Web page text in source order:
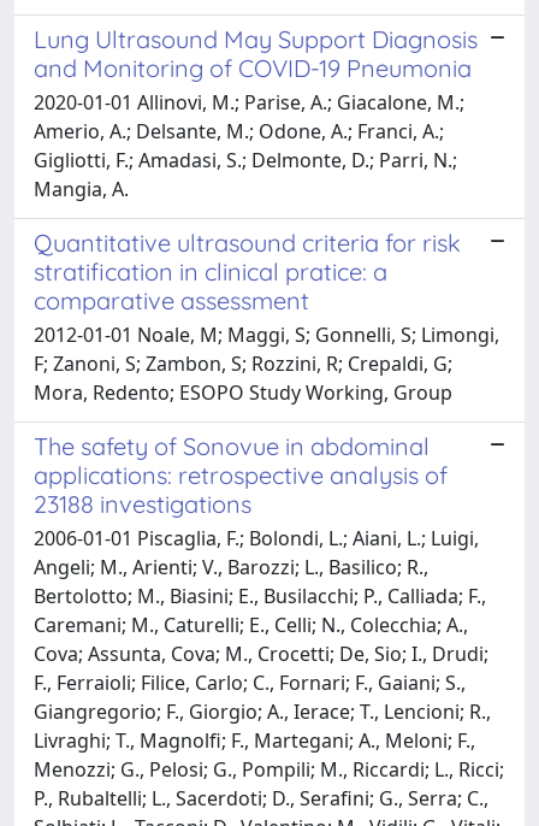
Lung Ultrasound May Support Diagnosis
and Monitoring of COVID-19 Pneumonia
2020-01-01 Allinovi, M.; Parise, A.; Giacalone, M.;
Amerio, A.; Delsante, M.; Odone, A.; Franci, A.;
Gigliotti, F.; Amadasi, S.; Delmonte, D.; Parri, N.;
Mangia, A.
Quantitative ultrasound criteria for risk
stratification in clinical pratice: a
comparative assessment
2012-01-01 Noale, M; Maggi, S; Gonnelli, S; Limongi,
F; Zanoni, S; Zambon, S; Rozzini, R; Crepaldi, G;
Mora, Redento; ESOPO Study Working, Group
The safety of Sonovue in abdominal
applications: retrospective analysis of
23188 investigations
2006-01-01 Piscaglia, F.; Bolondi, L.; Aiani, L.; Luigi,
Angeli; M., Arienti; V., Barozzi; L., Basilico; R.,
Bertolotto; M., Biasini; E., Busilacchi; P., Calliada; F.,
Caremani; M., Caturelli; E., Celli; N., Colecchia; A.,
Cova; Assunta, Cova; M., Crocetti; De, Sio; I., Drudi;
F., Ferraioli; Filice, Carlo; C., Fornari; F., Gaiani; S.,
Giangregorio; F., Giorgio; A., Ierace; T., Lencioni; R.,
Livraghi; T., Magnolfi; F., Martegani; A., Meloni; F.,
Menozzi; G., Pelosi; G., Pompili; M., Riccardi; L., Ricci;
P., Rubaltelli; L., Sacerdoti; D., Serafini; G., Serra; C.,